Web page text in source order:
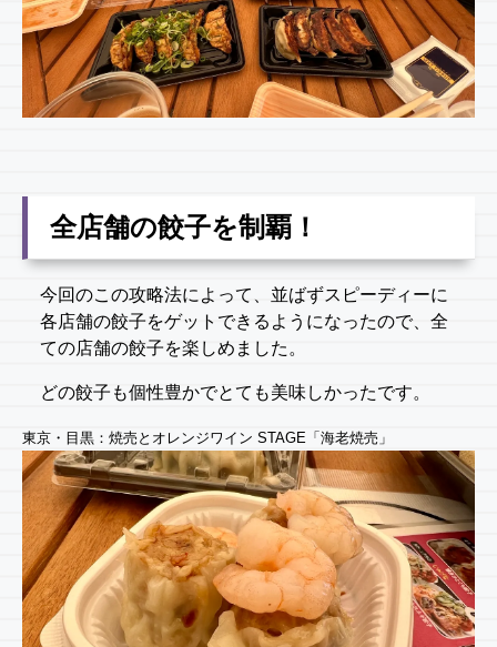
全店舗の餃子を制覇！
今回のこの攻略法によって、並ばずスピーディーに
各店舗の餃子をゲットできるようになったので、全
ての店舗の餃子を楽しめました。
どの餃子も個性豊かでとても美味しかったです。
東京・目黒：焼売とオレンジワイン STAGE「海老焼売」